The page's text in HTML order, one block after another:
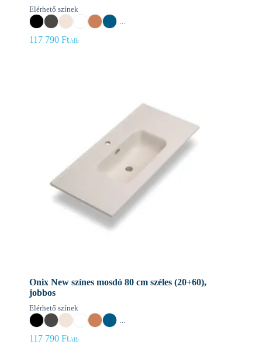
Elérhető színek
117 790 Ft
Onix New színes mosdó 80 cm széles (20+60),
jobbos
Elérhető színek
117 790 Ft